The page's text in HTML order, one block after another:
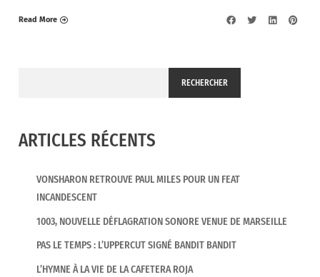
Read More
RECHERCHER
ARTICLES RÉCENTS
VONSHARON RETROUVE PAUL MILES POUR UN FEAT
INCANDESCENT
1003, NOUVELLE DÉFLAGRATION SONORE VENUE DE MARSEILLE
PAS LE TEMPS : L’UPPERCUT SIGNÉ BANDIT BANDIT
L’HYMNE À LA VIE DE LA CAFETERA ROJA